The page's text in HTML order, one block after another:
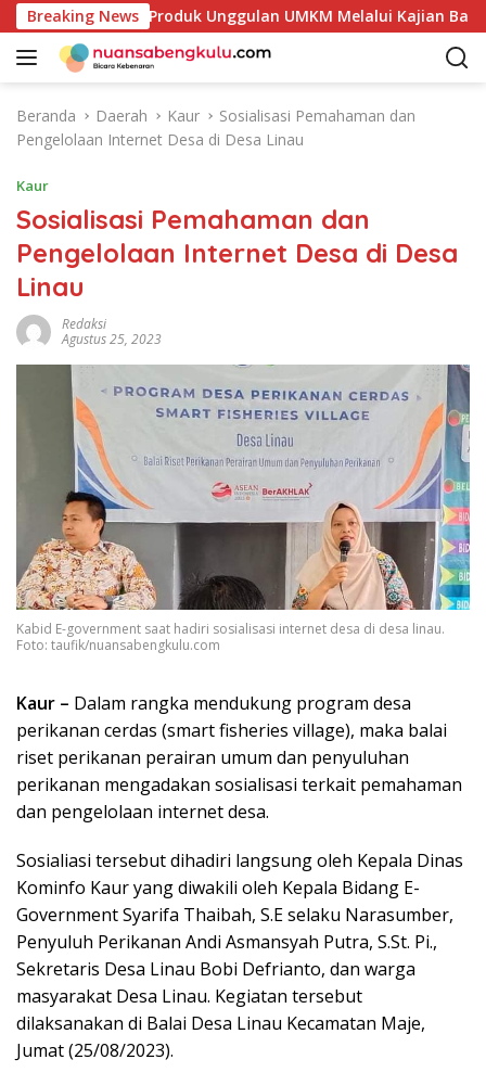
a
Breaking News
Potensi Produk Unggulan UMKM Melalui Kajian Bank
Beranda Daerah Kaur
Sosialisasi Pemahaman dan
Pengelolaan Internet Desa di Desa Linau
Kaur
Sosialisasi Pemahaman dan
Pengelolaan Internet Desa di Desa
Linau
Redaksi
Agustus 25, 2023
Kabid E-government saat hadiri sosialisasi internet desa di desa linau.
Foto: taufik/nuansabengkulu.com
Kaur – Dalam rangka mendukung program desa
perikanan cerdas (smart fisheries village), maka balai
riset perikanan perairan umum dan penyuluhan
perikanan mengadakan sosialisasi terkait pemahaman
dan pengelolaan internet desa.
Sosialiasi tersebut dihadiri langsung oleh Kepala Dinas
Kominfo Kaur yang diwakili oleh Kepala Bidang E-
Government Syarifa Thaibah, S.E selaku Narasumber,
Penyuluh Perikanan Andi Asmansyah Putra, S.St. Pi.,
Sekretaris Desa Linau Bobi Defrianto, dan warga
masyarakat Desa Linau. Kegiatan tersebut
dilaksanakan di Balai Desa Linau Kecamatan Maje,
Jumat (25/08/2023).